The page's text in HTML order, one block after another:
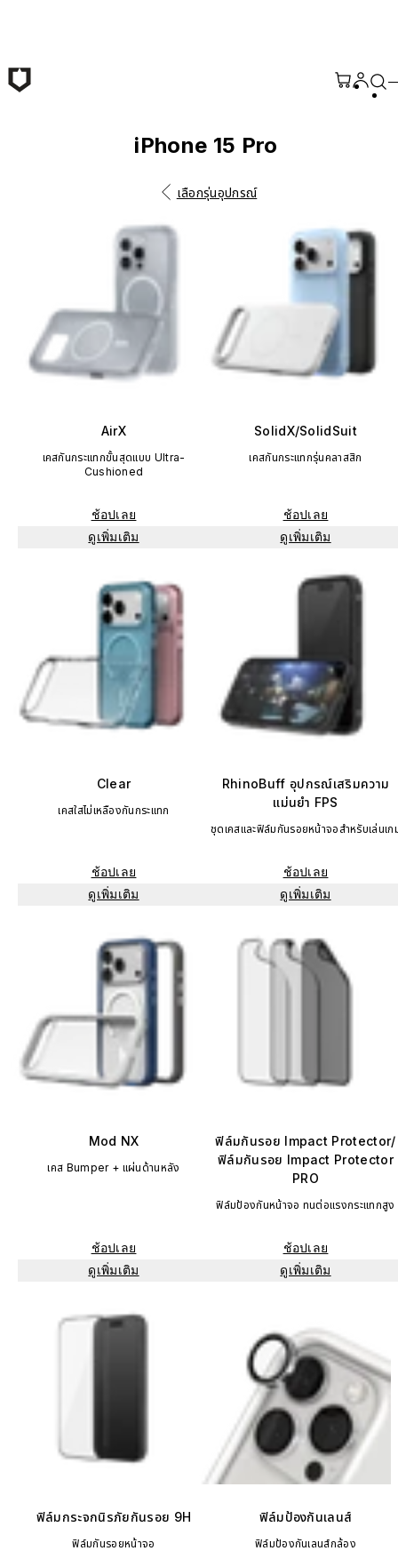
iPhone 15 Pro
เลือกรุ่นอุปกรณ์
AirX
เคสกันกระแทกขั้นสุดแบบ Ultra-
Cushioned
ช้อปเลย
ดูเพิ่มเติม
SolidX/SolidSuit
เคสกันกระแทกรุ่นคลาสสิก
ช้อปเลย
ดูเพิ่มเติม
Clear
เคสใสไม่เหลืองกันกระแทก
ช้อปเลย
ดูเพิ่มเติม
RhinoBuff อุปกรณ์เสริมความ
แม่นยำ FPS
ชุดเคสและฟิล์มกันรอยหน้าจอสำหรับเล่นเก
ช้อปเลย
ดูเพิ่มเติม
Mod NX
เคส Bumper + แผ่นด้านหลัง
ช้อปเลย
ดูเพิ่มเติม
ฟิล์มกันรอย Impact Protector/
ฟิล์มกันรอย Impact Protector
PRO
ฟิล์มป้องกันหน้าจอ ทนต่อแรงกระแทกสูง
ช้อปเลย
ดูเพิ่มเติม
ฟิล์มกระจกนิรภัยกันรอย 9H
ฟิล์มกันรอยหน้าจอ
ฟิล์มป้องกันเลนส์
ฟิล์มป้องกันเลนส์กล้อง